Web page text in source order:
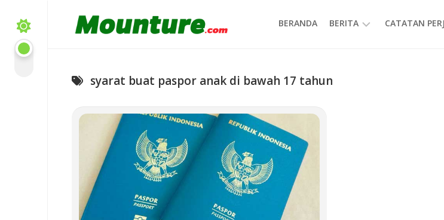
content
BERANDA BERITA CATATAN
syarat buat paspor anak di bawah 17 tahun